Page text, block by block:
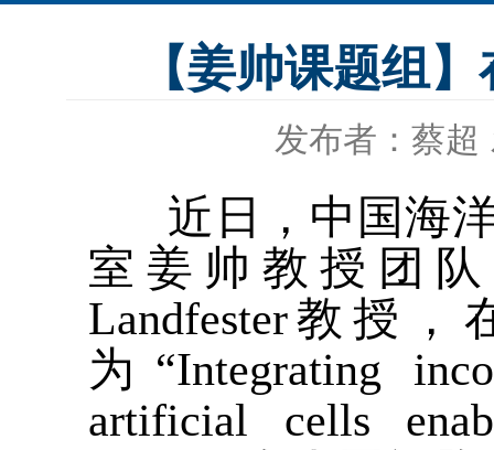
【姜帅课题组
发布者：蔡超
近日，中国海洋
室姜帅教授团
Landfester教授，
为 “Integrating
artificial cells